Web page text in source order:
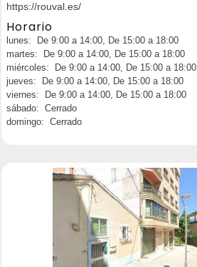
https://rouval.es/
Horario
lunes: De 9:00 a 14:00, De 15:00 a 18:00
martes: De 9:00 a 14:00, De 15:00 a 18:00
miércoles: De 9:00 a 14:00, De 15:00 a 18:00
jueves: De 9:00 a 14:00, De 15:00 a 18:00
viernes: De 9:00 a 14:00, De 15:00 a 18:00
sábado: Cerrado
domingo: Cerrado